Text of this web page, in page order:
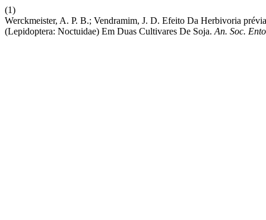
(1)
Werckmeister, A. P. B.; Vendramim, J. D. Efeito Da Herbivoria
(Lepidoptera: Noctuidae) Em Duas Cultivares De Soja. An. Soc.